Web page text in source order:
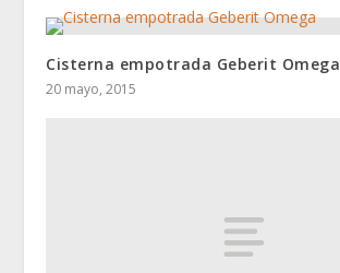
Cisterna empotrada Geberit Omega
20 mayo, 2015